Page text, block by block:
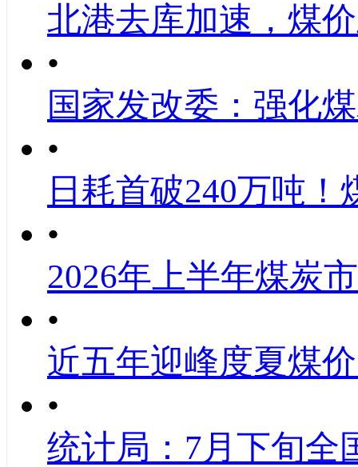
北港去库加速，煤
•
国家发改委：强化
•
日耗首破240万吨！
•
2026年上半年煤炭
•
近五年迎峰度夏煤
•
统计局：7月下旬全